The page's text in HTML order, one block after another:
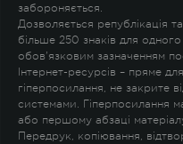
забороняється.
Дозволяється републікація
більше 250 знаків для
обов'язковим зазначенням
Інтернет-ресурсів – пряме
гіперпосилання, не закрите
системами. Гіперпосилання
або першому абзаці
Передрук, копіювання,